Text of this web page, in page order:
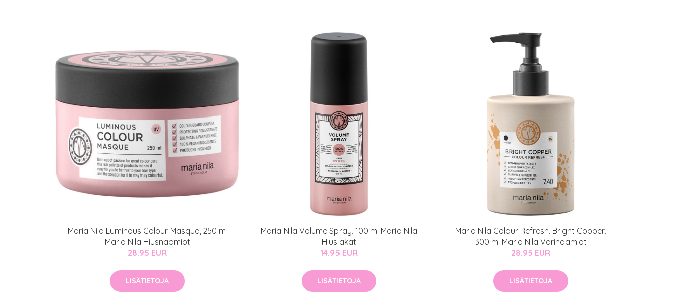
Maria Nila Luminous Colour Masque, 250 ml
Maria Nila Hiusnaamiot
28.95 EUR
LISÄTIETOJA
Maria Nila Volume Spray, 100 ml Maria Nila
Hiuslakat
14.95 EUR
LISÄTIETOJA
Maria Nila Colour Refresh, Bright Copper,
300 ml Maria Nila Värinaamiot
28.95 EUR
LISÄTIETOJA
Erikoistarjous
Sponsoriltamme
IdealofMeD Kauppa
Kaikki IdealofMeDin tuotteet -20 %!
Varaa konsultaatio
ja saat nyt myös -200 €
toimenpiteestä.
KATSO TARJOUS